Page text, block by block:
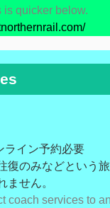
is quicker below.
ライン予約必要
のみなどという
せん。
coach services to